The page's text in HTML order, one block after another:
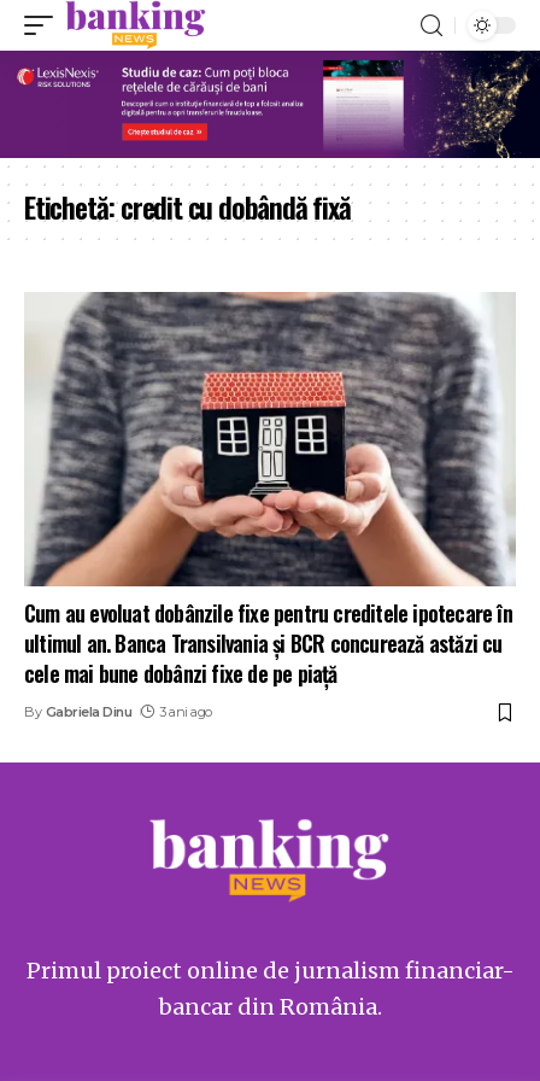
Etichetă:credit cu dobândă fixă
Cum au evoluat dobânzile fixe pentru creditele ipotecare în
ultimul an. Banca Transilvania și BCR concurează astăzi cu
cele mai bune dobânzi fixe de pe piață
By Gabriela Dinu 3 ani ago
Primul proiect online de jurnalism financiar-
bancar din România.